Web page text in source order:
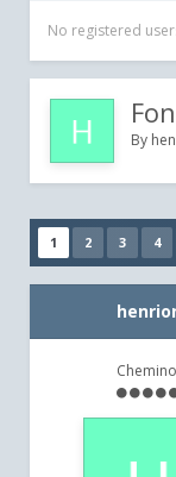
No registered
By
1 2 3 4